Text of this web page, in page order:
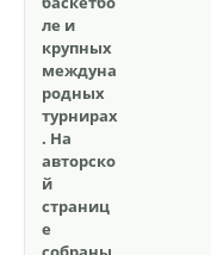
ле и
крупных
междуна
родных
турнирах
. На
авторско
й
страниц
е